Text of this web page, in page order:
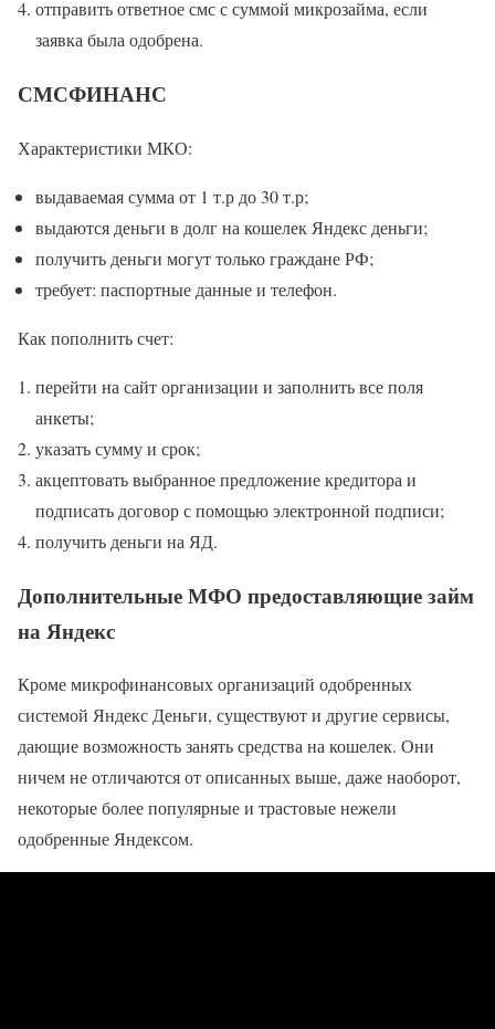
отправить ответное смс с суммой микрозайма, если
заявка была одобрена.
СМСФИНАНС
Характеристики МКО:
выдаваемая сумма от 1 т.р до 30 т.р;
выдаются деньги в долг на кошелек Яндекс деньги;
получить деньги могут только граждане РФ;
требует: паспортные данные и телефон.
Как пополнить счет:
перейти на сайт организации и заполнить все поля
анкеты;
указать сумму и срок;
акцептовать выбранное предложение кредитора и
подписать договор с помощью электронной подписи;
получить деньги на ЯД.
Дополнительные МФО предоставляющие займ
на Яндекс
Кроме микрофинансовых организаций одобренных
системой Яндекс Деньги, существуют и другие сервисы,
дающие возможность занять средства на кошелек. Они
ничем не отличаются от описанных выше, даже наоборот,
некоторые более популярные и трастовые нежели
одобренные Яндексом.